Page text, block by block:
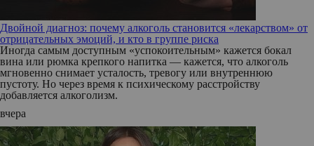
Двойной диагноз: почему алкоголь становится «лекарством» от
отрицательных эмоций, и кто в группе риска
Иногда самым доступным «успокоительным» кажется бокал
вина или рюмка крепкого напитка — кажется, что алкоголь
мгновенно снимает усталость, тревогу или внутреннюю
пустоту. Но через время к психическому расстройству
добавляется алкоголизм.
вчера